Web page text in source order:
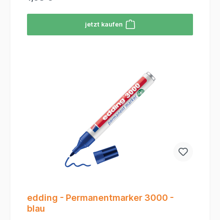
auf fast allen Materialien wie Kunststoff, Glas,
Metall, Holz und Karton.Erstklassige Tinte: Die
blaue Tinte ist schnelltrocknend, wasserfest,
den Marker zum langjährigen Begleiter
macht.Handliches Design: Durch seinen schmalen
Schaft liegt der Marker wie ein Stift in der Hand
und ermöglicht eine ermüdungsfreie Nutzung.
jetzt kaufen
edding - Permanentmarker 3000 -
blau